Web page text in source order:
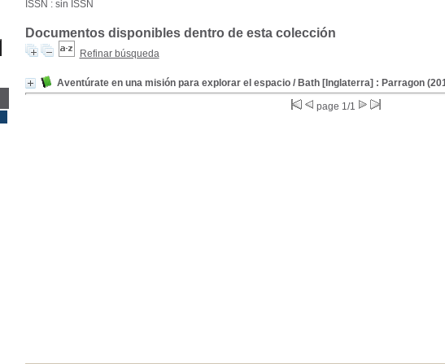
ISSN : sin ISSN
Documentos disponibles dentro de esta colección
Refinar búsqueda
Aventúrate en una misión para explorar el espacio/ Bath [Inglaterra] : Parragon
page 1/1